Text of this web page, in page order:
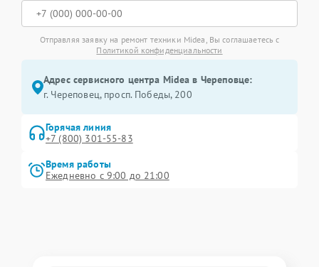
Отправляя заявку на ремонт техники Midea, Вы соглашаетесь с
Политикой конфиденциальности
Адрес сервисного центра Midea в Череповце:
г. Череповец, просп. Победы, 200
Горячая линия
+7 (800) 301-55-83
Время работы
Ежедневно с 9:00 до 21:00